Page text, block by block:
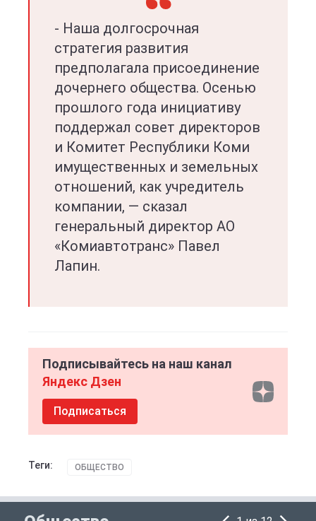
- Наша долгосрочная
стратегия развития
предполагала присоединение
дочернего общества. Осенью
прошлого года инициативу
поддержал совет директоров
и Комитет Республики Коми
имущественных и земельных
отношений, как учредитель
компании, — сказал
генеральный директор АО
«Комиавтотранс» Павел
Лапин.
Подписывайтесь на наш канал
Яндекс Дзен
Подписаться
Теги: ОБЩЕСТВО